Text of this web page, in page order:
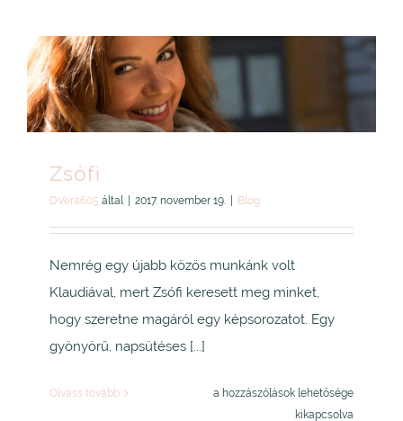
Zsófi
DVera605 által 2017. november 19. Blog
Nemrég egy újabb közös munkánk volt
Klaudiával, mert Zsófi keresett meg minket,
hogy szeretne magáról egy képsorozatot. Egy
gyönyörű, napsütéses [...]
Olvass tovább
Zsófi
a hozzászólások lehetősége
kikapcsolva